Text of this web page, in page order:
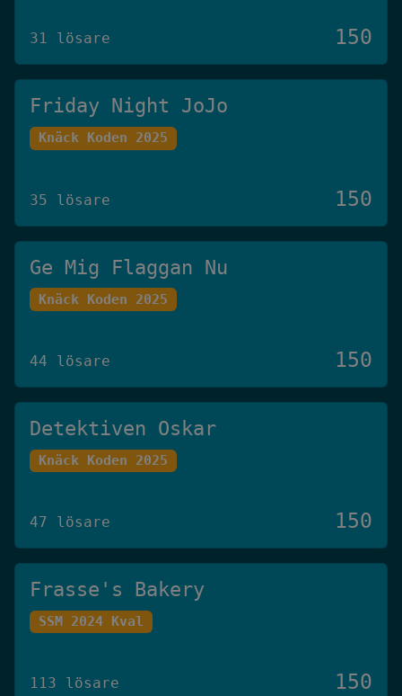
31 lösare 150
Friday Night JoJo
Knäck Koden 2025
35 lösare 150
Ge Mig Flaggan Nu
Knäck Koden 2025
44 lösare 150
Detektiven Oskar
Knäck Koden 2025
47 lösare 150
Frasse's Bakery
SSM 2024 Kval
113 lösare 150